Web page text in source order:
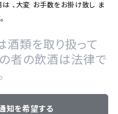
、大変 お手数をお掛け致し ま
酒類を取り扱って
者の飲酒は法律で
知を希望する